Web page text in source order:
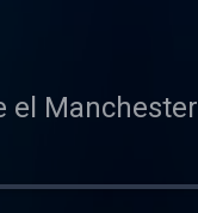
el Manchester